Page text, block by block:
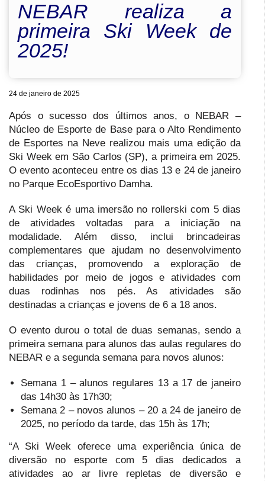
NEBAR realiza a
primeira Ski Week de
2025!
24 de janeiro de 2025
Após o sucesso dos últimos anos, o NEBAR –
Núcleo de Esporte de Base para o Alto Rendimento
de Esportes na Neve realizou mais uma edição da
Ski Week em São Carlos (SP), a primeira em 2025.
O evento aconteceu entre os dias 13 e 24 de janeiro
no Parque EcoEsportivo Damha.
A Ski Week é uma imersão no rollerski com 5 dias
de atividades voltadas para a iniciação na
modalidade. Além disso, inclui brincadeiras
complementares que ajudam no desenvolvimento
das crianças, promovendo a exploração de
habilidades por meio de jogos e atividades com
duas rodinhas nos pés. As atividades são
destinadas a crianças e jovens de 6 a 18 anos.
O evento durou o total de duas semanas, sendo a
primeira semana para alunos das aulas regulares do
NEBAR e a segunda semana para novos alunos:
Semana 1 – alunos regulares 13 a 17 de janeiro
das 14h30 às 17h30;
Semana 2 – novos alunos – 20 a 24 de janeiro de
2025, no período da tarde, das 15h às 17h;
“A Ski Week oferece uma experiência única de
diversão no esporte com 5 dias dedicados a
atividades ao ar livre repletas de diversão e